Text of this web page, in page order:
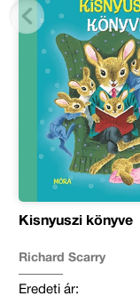
Kisnyuszi könyve
Richard Scarry
Eredeti ár: